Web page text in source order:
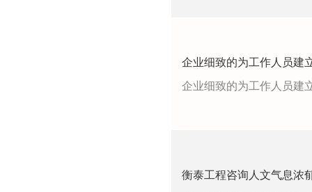
企业细致的为工作人员建
企业细致的为工作人员建
衡泰工程咨询人文气息浓